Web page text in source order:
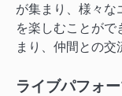
が集まり、様々な
を楽しむことが
まり、仲間との交
ライブパフォ